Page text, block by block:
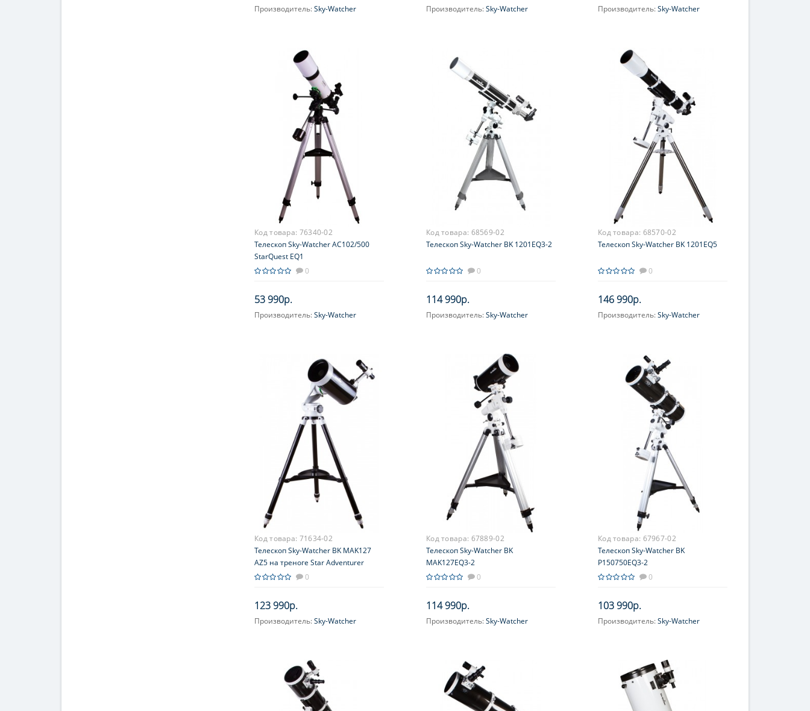
Производитель:Sky-Watcher
(апертура), мм:
Фокусное расстояние, мм:
Максимальное полезное
увеличение, крат:
Производитель:Sky-Watcher
130 (5'')
Фокусное расстояние, мм:
Максимальное полезное
увеличение, крат:
Производитель:Sky-Watcher
(апертура), мм:
120 (4.75'')
Фокусное расстояние, мм:
Максимальное полезное
увеличение, крат:
Код товара: 76340-02
Телескоп Sky-Watcher AC102/500
StarQuest EQ1
0
53 990р.
Производитель:Sky-Watcher
Фокусное расстояние, мм:500
Максимальное полезное
увеличение, крат:
Код товара: 68569-02
Телескоп Sky-Watcher BK 1201EQ3-2
0
114 990р.
Производитель:Sky-Watcher
Фокусное расстояние, мм:
Максимальное полезное
увеличение, крат:
Код товара: 68570-02
Телескоп Sky-Watcher BK 1201EQ5
0
146 990р.
Производитель:Sky-Watcher
(апертура), мм:
120 (4.75'')
Фокусное расстояние, мм:
Максимальное полезное
увеличение, крат:
Код товара: 71634-02
Телескоп Sky-Watcher BK MAK127
AZ5 на треноге Star Adventurer
0
123 990р.
Производитель:Sky-Watcher
(апертура), мм:
Фокусное расстояние, мм:
Код товара: 67889-02
Телескоп Sky-Watcher BK
MAK127EQ3-2
0
114 990р.
Производитель:Sky-Watcher
(апертура), мм:
127 (5'')
Фокусное расстояние, мм:
Код товара: 67967-02
Телескоп Sky-Watcher BK
P150750EQ3-2
0
103 990р.
Производитель:Sky-Watcher
(апертура), мм:
150 (6'')
Фокусное расстояние, мм: